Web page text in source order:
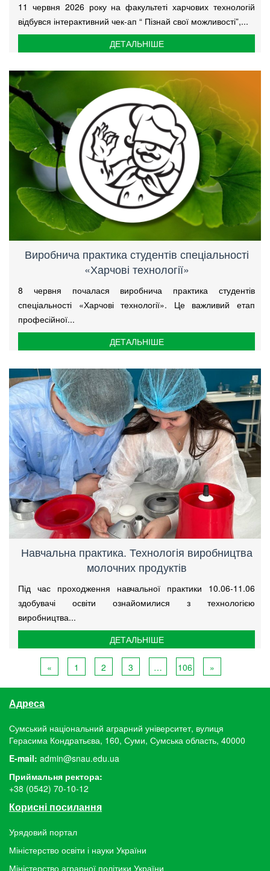
11 червня 2026 року на факультеті харчових технологій
відбувся інтерактивний чек-ап “ Пізнай свої можливості”,...
ДЕТАЛЬНІШЕ
Виробнича практика студентів спеціальності
«Харчові технології»
8 червня почалася виробнича практика студентів
спеціальності «Харчові технології». Це важливий етап
професійної...
ДЕТАЛЬНІШЕ
Навчальна практика. Технологія виробництва
молочних продуктів
Під час проходження навчальної практики 10.06-11.06
здобувачі освіти ознайомилися з технологією
виробництва...
ДЕТАЛЬНІШЕ
« 1 2 3 … 106 »
Адреса
Сумський національний аграрний університет, вулиця
Герасима Кондратьєва, 160, Суми, Сумська область, 40000
E-mail: admin@snau.edu.ua
Приймальня ректора:
+38 (0542) 70-10-12
Корисні посилання
Урядовий портал
Міністерство освіти і науки України
Міністерство аграрної політики України